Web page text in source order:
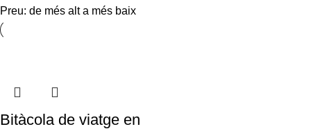
Preu: de més alt a més baix
Bitàcola de viatge en